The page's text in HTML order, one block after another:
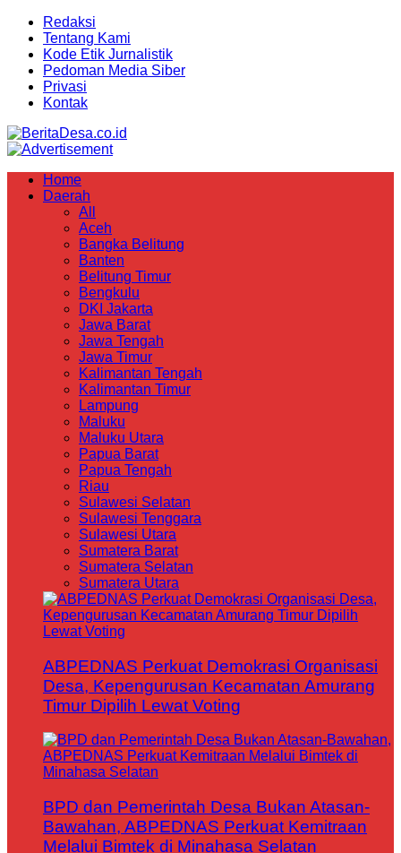
Redaksi
Tentang Kami
Kode Etik Jurnalistik
Pedoman Media Siber
Privasi
Kontak
Home
Daerah
All
Aceh
Bangka Belitung
Banten
Belitung Timur
Bengkulu
DKI Jakarta
Jawa Barat
Jawa Tengah
Jawa Timur
Kalimantan Tengah
Kalimantan Timur
Lampung
Maluku
Maluku Utara
Papua Barat
Papua Tengah
Riau
Sulawesi Selatan
Sulawesi Tenggara
Sulawesi Utara
Sumatera Barat
Sumatera Selatan
Sumatera Utara
ABPEDNAS Perkuat Demokrasi Organisasi
Desa, Kepengurusan Kecamatan Amurang
Timur Dipilih Lewat Voting
BPD dan Pemerintah Desa Bukan Atasan-
Bawahan, ABPEDNAS Perkuat Kemitraan
Melalui Bimtek di Minahasa Selatan